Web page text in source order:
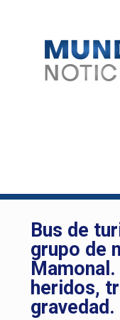
Bus de
grupo de
heridos,
gravedad.